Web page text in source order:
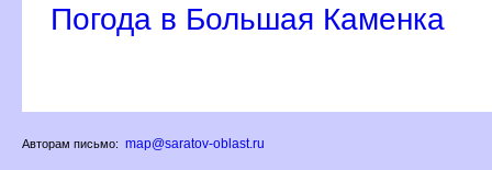
Погода в Большая Каменка
Авторам письмо: map@saratov-oblast.ru